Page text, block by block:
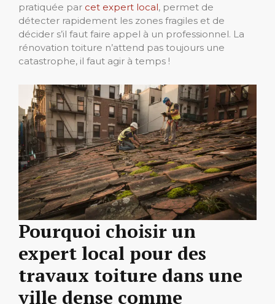
pratiquée par cet expert local, permet de
détecter rapidement les zones fragiles et de
décider s’il faut faire appel à un professionnel. La
rénovation toiture n’attend pas toujours une
catastrophe, il faut agir à temps !
Pourquoi choisir un
expert local pour des
travaux toiture dans une
ville dense comme